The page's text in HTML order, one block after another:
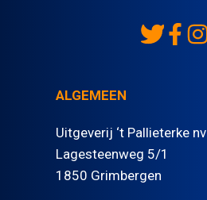
ALGEMEEN
Uitgeverij ‘t Pallieterke nv
Lagesteenweg 5/1
1850 Grimbergen